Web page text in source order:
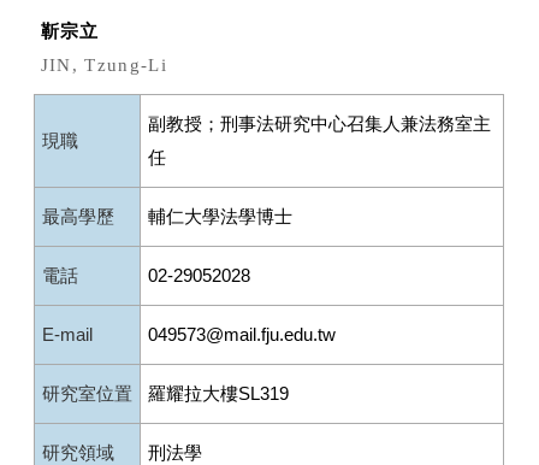
靳宗立
JIN, Tzung-Li
現職
副教授；刑事法研究中心召集人兼法務室主
任
最高學歷 輔仁大學法學博士
電話 02-29052028
E-mail 049573@mail.fju.edu.tw
研究室位置 羅耀拉大樓SL319
研究領域 刑法學